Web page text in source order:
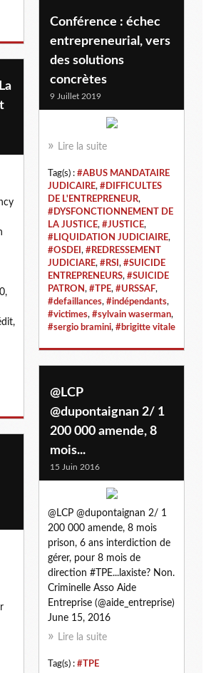
Conférence : échec
entrepreneurial, vers
des solutions
concrètes
9 Juillet 2019
Lire la suite
Tag(s) : #ABUS MANDATAIRE
JUDICAIRE, #DIFFICULTES
DE L'ENTREPRENEUR,
#DYSFONCTIONNEMENT DE
LA JUSTICE, #JUSTICE,
#LIQUIDATION JUDICIAIRE,
#OSDEI , #REDRESSEMENT
JUDICIARE, #RSI , #SUICIDE
ENTREPRENEURS, #SUICIDE
PATRON, #TPE, #URSSAF,
#defaillances, #indépendants,
#victimes, #sylvain waserman,
#sergio bramini, #brigitte vitale
@LCP
@dupontaignan 2/ 1
200 000 amende, 8
mois...
15 Juin 2016
@LCP @dupontaignan 2/ 1
200 000 amende, 8 mois
prison, 6 ans interdiction de
gérer, pour 8 mois de
direction #TPE...laxiste? Non.
Criminelle Asso Aide
Entreprise (@aide_entreprise)
June 15, 2016
Lire la suite
Tag(s) : #TPE